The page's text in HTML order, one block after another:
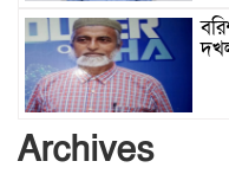
Archives